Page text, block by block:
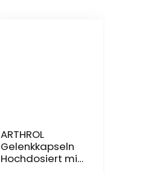
ARTHROL
Gelenkkapseln
Hochdosiert mit